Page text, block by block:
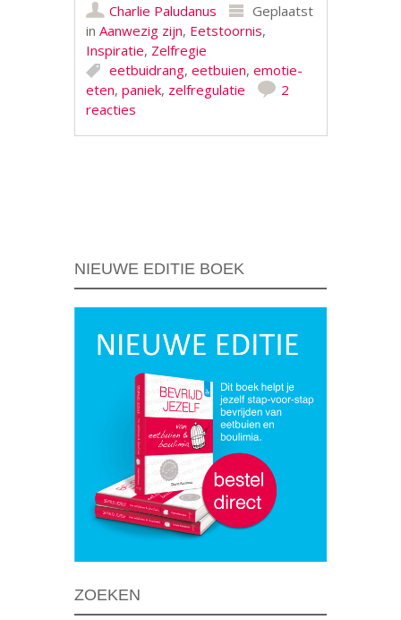
Charlie Paludanus
Geplaatst
inAanwezig zijn, Eetstoornis,
Inspiratie, Zelfregie
eetbuidrang,eetbuien,emotie-
eten,paniek, zelfregulatie
2
reacties
NIEUWE EDITIE BOEK
ZOEKEN